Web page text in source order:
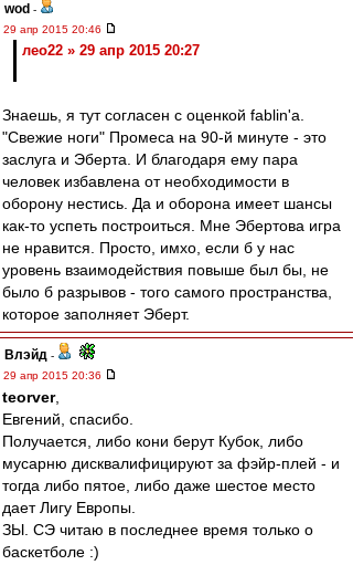
wod -
29 апр 2015 20:46
лео22 » 29 апр 2015 20:27
Знаешь, я тут согласен с оценкой fablin'a.
"Свежие ноги" Промеса на 90-й минуте - это
заслуга и Эберта. И благодаря ему пара
человек избавлена от необходимости в
оборону нестись. Да и оборона имеет шансы
как-то успеть построиться. Мне Эбертова игра
не нравится. Просто, имхо, если б у нас
уровень взаимодействия повыше был бы, не
было б разрывов - того самого пространства,
которое заполняет Эберт.
Влэйд -
29 апр 2015 20:36
teorver,
Евгений, спасибо.
Получается, либо кони берут Кубок, либо
мусарню дисквалифицируют за фэйр-плей - и
тогда либо пятое, либо даже шестое место
дает Лигу Европы.
ЗЫ. СЭ читаю в последнее время только о
баскетболе :)